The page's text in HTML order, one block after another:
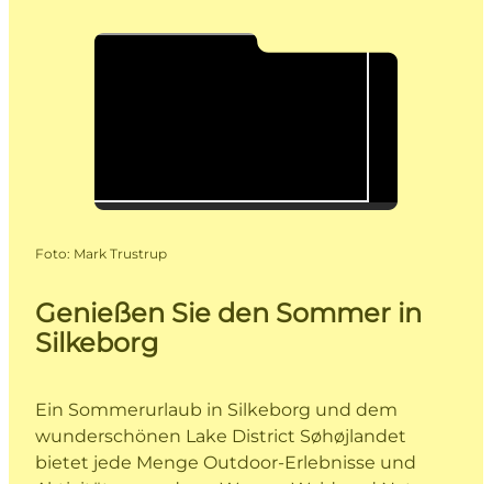
Foto: Mark Trustrup
Genießen Sie den Sommer in
Silkeborg
Ein Sommerurlaub in Silkeborg und dem
wunderschönen Lake District Søhøjlandet
bietet jede Menge Outdoor-Erlebnisse und